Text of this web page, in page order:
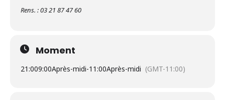
Rens. : 03 21 87 47 60
Moment
21:009:00Après-midi-11:00Après-midi (GMT-11:00)